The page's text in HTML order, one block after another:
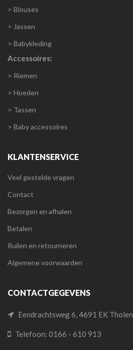
> Blouses
> Jassen
> Babykleding
Accessoires:
> Riemen
> Hoeden
> Tassen
> Baby accessoires
KLANTENSERVICE
Veel gestelde vragen
Contact
Bezorgen en afhalen
Betalen
Ruilen en retourneren
Algemene voorwaarden
CONTACTGEGEVENS
Eendrachtsweg 6, 4691 EK Tholen
Telefoon: 0166 - 610 913